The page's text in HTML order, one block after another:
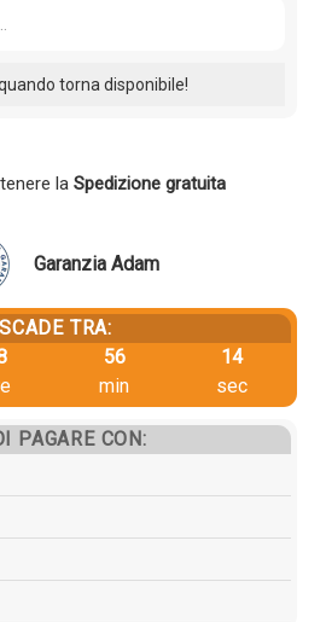
la Spedizione gratuita
Garanzia Adam
SCADE TRA:
56
min
13
sec
PAGARE CON: